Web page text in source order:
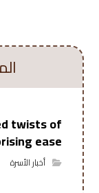
twists of
ease
أخبار الأسرة